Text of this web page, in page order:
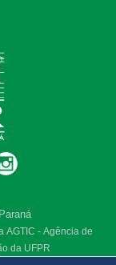
- Agência de
da UFPR